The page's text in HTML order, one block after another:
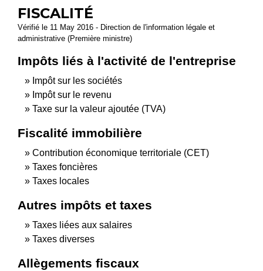
FISCALITÉ
Vérifié le 11 May 2016 - Direction de l'information légale et
administrative (Première ministre)
Impôts liés à l'activité de l'entreprise
Impôt sur les sociétés
Impôt sur le revenu
Taxe sur la valeur ajoutée (TVA)
Fiscalité immobilière
Contribution économique territoriale (CET)
Taxes foncières
Taxes locales
Autres impôts et taxes
Taxes liées aux salaires
Taxes diverses
Allègements fiscaux